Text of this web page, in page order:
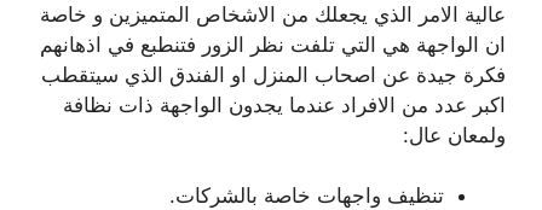
عالية الامر الذي يجعلك من الاشخاص المتميزين و خاصة
ان الواجهة هي التي تلفت نظر الزور فتنطبع في اذهانهم
فكرة جيدة عن اصحاب المنزل او الفندق الذي سيتقطب
اكبر عدد من الافراد عندما يجدون الواجهة ذات نظافة
ولمعان عال:
تنظيف واجهات خاصة بالشركات.